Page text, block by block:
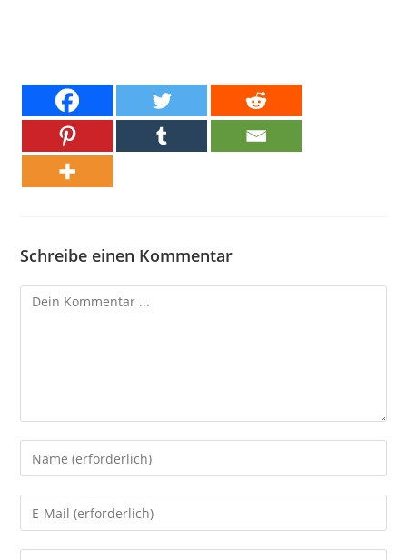
Schreibe einen Kommentar
Kommentieren
Gib
deinen
Namen
oder
Benutzernamen
Gib
deine
E-